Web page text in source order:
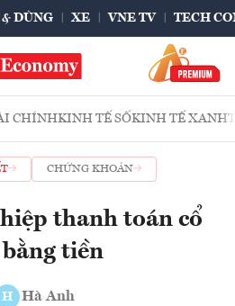
DÙNG XE VNE TV TECH
CHÍNHKINH TẾ SỐKINH TẾ XANH
CHỨNG KHOÁN
thanh toán cổ
tiền
H Hà Anh